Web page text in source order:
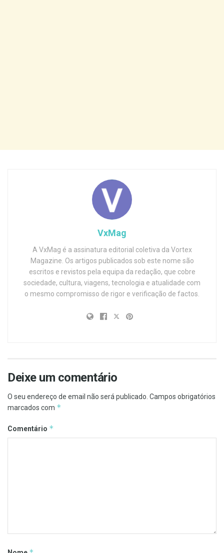
VxMag
A VxMag é a assinatura editorial coletiva da Vortex
Magazine. Os artigos publicados sob este nome são
escritos e revistos pela equipa da redação, que cobre
sociedade, cultura, viagens, tecnologia e atualidade com
o mesmo compromisso de rigor e verificação de factos.
Deixe um comentário
O seu endereço de email não será publicado. Campos obrigatórios
marcados com *
Comentário *